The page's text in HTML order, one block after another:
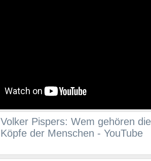
Volker Pispers: Wem gehören
Köpfe der Menschen - YouTube